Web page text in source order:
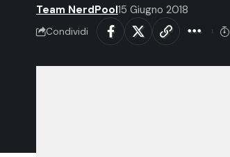
Team NerdPool15 Giugno 2018
Condividi